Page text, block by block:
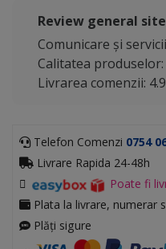
Review general site
Comunicare și
Calitatea produselor:
Livrarea comenzii:
Telefon Comenzi 0754
Livrare Rapida 24-48h
Poate fi
Plata la livrare, numerar
Plăți sigure